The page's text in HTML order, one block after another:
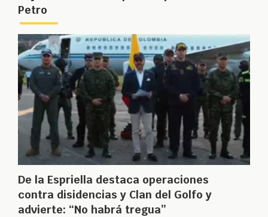
Petro
De la Espriella destaca operaciones
contra disidencias y Clan del Golfo y
advierte: “No habrá tregua”